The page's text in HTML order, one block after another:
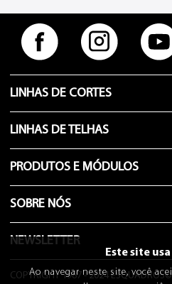
Este site
Ao navegar neste site, você
LINHAS DE CORTES
LINHAS DE TELHAS
PRODUTOS E MÓDULOS
SOBRE NÓS
NEWSLETTER
COPYRIGHT 1987 - 2024